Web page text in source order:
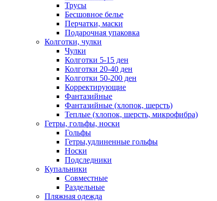
Трусы
Бесшовное белье
Перчатки, маски
Подарочная упаковка
Колготки, чулки
Чулки
Колготки 5-15 ден
Колготки 20-40 ден
Колготки 50-200 ден
Корректирующие
Фантазийные
Фантазийные (хлопок, шерсть)
Теплые (хлопок, шерсть, микрофибра)
Гетры, гольфы, носки
Гольфы
Гетры,удлиненные гольфы
Носки
Подследники
Купальники
Совместные
Раздельные
Пляжная одежда